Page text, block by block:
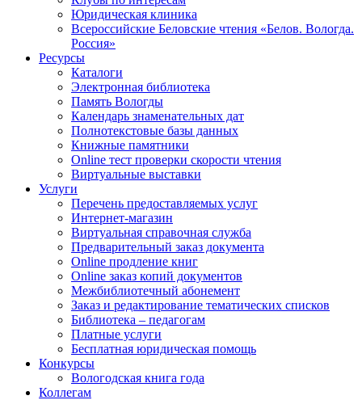
Юридическая клиника
Всероссийские Беловские чтения «Белов. Вологда.
Россия»
Ресурсы
Каталоги
Электронная библиотека
Память Вологды
Календарь знаменательных дат
Полнотекстовые базы данных
Книжные памятники
Online тест проверки скорости чтения
Виртуальные выставки
Услуги
Перечень предоставляемых услуг
Интернет-магазин
Виртуальная справочная служба
Предварительный заказ документа
Online продление книг
Online заказ копий документов
Межбиблиотечный абонемент
Заказ и редактирование тематических списков
Библиотека – педагогам
Платные услуги
Бесплатная юридическая помощь
Конкурсы
Вологодская книга года
Коллегам